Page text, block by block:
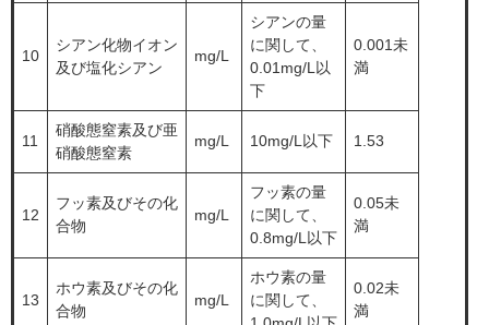
10
シアン化物イオン
及び塩化シアン
mg/L
シアンの量
に関して、
0.01mg/L以
下
0.001未
満
11
硝酸態窒素及び亜
硝酸態窒素
mg/L 10mg/L以下 1.53
12
フッ素及びその化
合物
mg/L
フッ素の量
に関して、
0.8mg/L以下
0.05未
満
13
ホウ素及びその化
合物
mg/L
ホウ素の量
に関して、
0.02未
満